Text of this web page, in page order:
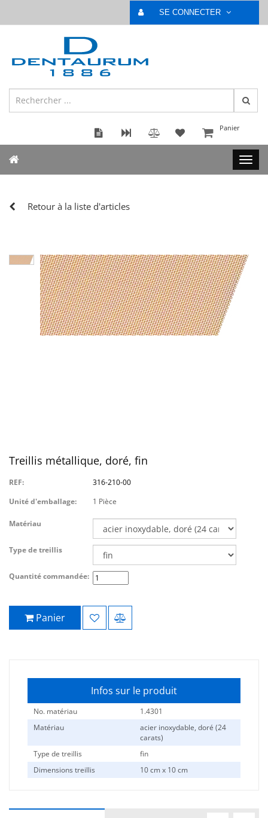
SE CONNECTER
Panier
Retour à la liste d'articles
Treillis métallique, doré, fin
REF:
316-210-00
Unité d'emballage:
1 Pièce
Matériau
Type de treillis
Quantité commandée:
Panier
Infos sur le produit
No. matériau
1.4301
Matériau
acier inoxydable, doré (24
carats)
Type de treillis
fin
Dimensions treillis
10 cm x 10 cm